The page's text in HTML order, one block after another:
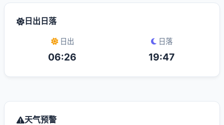
日出日落
日出
06:26
日落
19:47
天气预警